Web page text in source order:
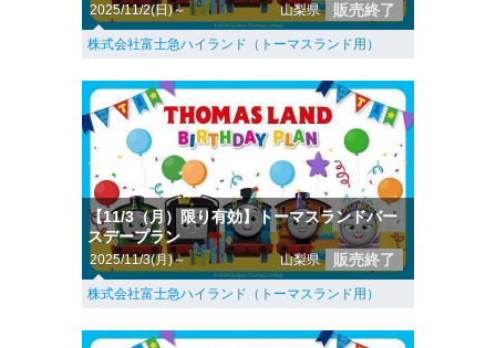
2025/11/2(日)～ 山梨県 販売終了
株式会社富士急ハイランド（トーマスランド用）
【11/3（月）限り有効】トーマスランドバー
スデープラン
2025/11/3(月)～ 山梨県 販売終了
株式会社富士急ハイランド（トーマスランド用）